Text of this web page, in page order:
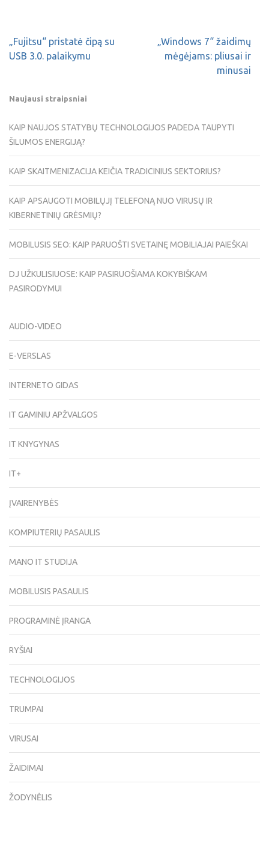
„Fujitsu“ pristatė čipą su
USB 3.0. palaikymu
„Windows 7“ žaidimų
mėgėjams: pliusai ir
minusai
Naujausi straipsniai
KAIP NAUJOS STATYBŲ TECHNOLOGIJOS PADEDA TAUPYTI
ŠILUMOS ENERGIJĄ?
KAIP SKAITMENIZACIJA KEIČIA TRADICINIUS SEKTORIUS?
KAIP APSAUGOTI MOBILŲJĮ TELEFONĄ NUO VIRUSŲ IR
KIBERNETINIŲ GRĖSMIŲ?
MOBILUSIS SEO: KAIP PARUOŠTI SVETAINĘ MOBILIAJAI PAIEŠKAI
DJ UŽKULISIUOSE: KAIP PASIRUOŠIAMA KOKYBIŠKAM
PASIRODYMUI
AUDIO-VIDEO
E-VERSLAS
INTERNETO GIDAS
IT GAMINIU APŽVALGOS
IT KNYGYNAS
IT+
ĮVAIRENYBĖS
KOMPIUTERIŲ PASAULIS
MANO IT STUDIJA
MOBILUSIS PASAULIS
PROGRAMINĖ ĮRANGA
RYŠIAI
TECHNOLOGIJOS
TRUMPAI
VIRUSAI
ŽAIDIMAI
ŽODYNĖLIS